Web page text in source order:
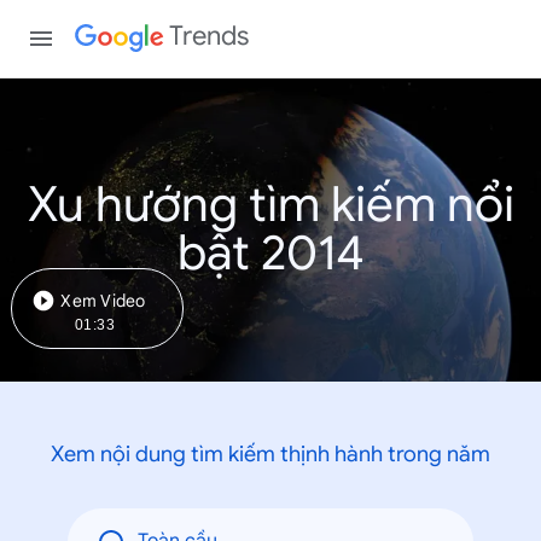
Trends
Xu hướng tìm kiếm nổi
bật 2014
Xem Video
01:33
Xem nội dung tìm kiếm thịnh hành trong năm